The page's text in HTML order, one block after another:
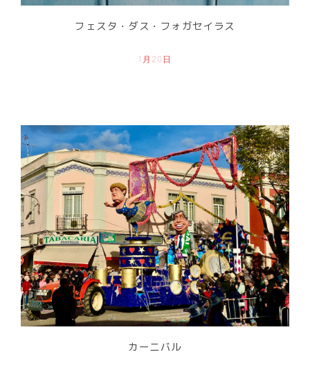
フェスタ・ダス・フォガセイラス
1月20日
カーニバル